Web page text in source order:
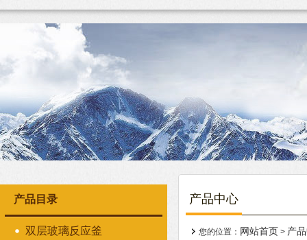
产品目录
双层玻璃反应釜
产品中心
您的位置： 网站首页 > 产